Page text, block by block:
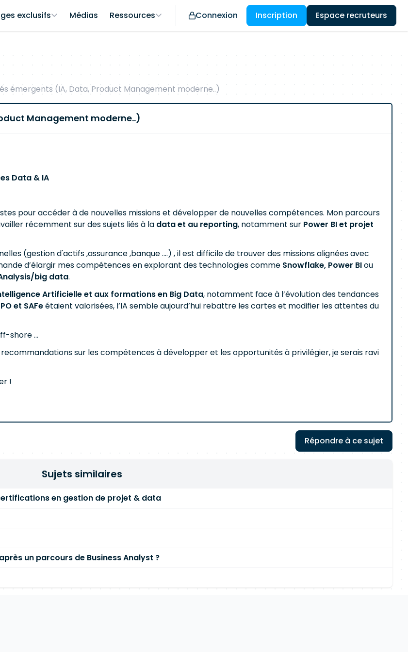
exclusifs Médias Ressources Connexion Inscription Espace recruteurs
émergents (IA, Data, Product Management moderne..)
Management moderne..)
Data & IA
pour accéder à de nouvelles missions et développer de nouvelles compétences. Mon parcours
récemment sur des sujets liés à la data et au reporting, notamment sur Power BI et projet
(gestion d'actifs ,assurance ,banque ....) , il est difficile de trouver des missions alignées avec
d’élargir mes compétences en explorant des technologies comme Snowflake, Power BIou
big data.
Artificielle et aux formations en Big Data, notamment face à l’évolution des tendances
et SAFeétaient valorisées, l’IA semble aujourd’hui rebattre les cartes et modifier les attentes du
shore ...
recommandations sur les compétences à développer et les opportunités à privilégier, je serais ravi
!
Répondre à ce sujet
Sujets similaires
en gestion de projet & data
un parcours de Business Analyst ?